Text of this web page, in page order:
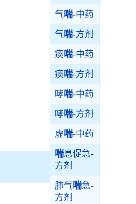
气喘-中药
气喘-方剂
痰喘-中药
痰喘-方剂
哮喘-中药
哮喘-方剂
虚喘-中药
喘息促急-
方剂
肺气喘急-
方剂